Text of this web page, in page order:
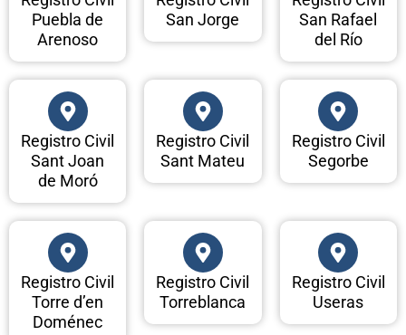
Puebla de
Arenoso
San Jorge
San Rafael
del Río
Registro Civil
Sant Joan
de Moró
Registro Civil
Sant Mateu
Registro Civil
Segorbe
Registro Civil
Torre d’en
Doménec
Registro Civil
Torreblanca
Registro Civil
Useras